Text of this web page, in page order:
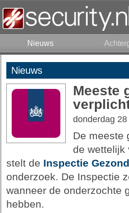
Nieuws
Nieuws
Meeste
donderdag
De meeste
de wettelijk
stelt de Inspectie
onderzoek. De Inspectie
wanneer de onderzochte
hebben.